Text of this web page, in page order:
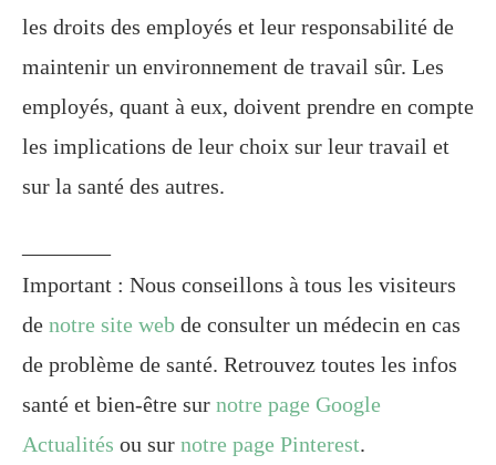
les droits des employés et leur responsabilité de
maintenir un environnement de travail sûr. Les
employés, quant à eux, doivent prendre en compte
les implications de leur choix sur leur travail et
sur la santé des autres.
Important : Nous conseillons à tous les visiteurs
de notre site web de consulter un médecin en cas
de problème de santé. Retrouvez toutes les infos
santé et bien-être sur notre page Google
Actualités ou sur notre page Pinterest.